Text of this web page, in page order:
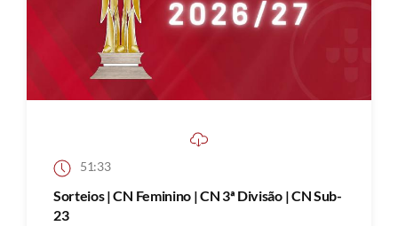
51:33
Sorteios | CN Feminino | CN 3ª Divisão | CN Sub-
23